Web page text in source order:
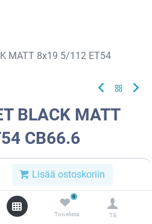
Lisää ostoskoriin
0
Toivelista Tili
MATT 8x19 5/112 ET54
BLACK MATT
CB66.6
913360
yhdistelmää.